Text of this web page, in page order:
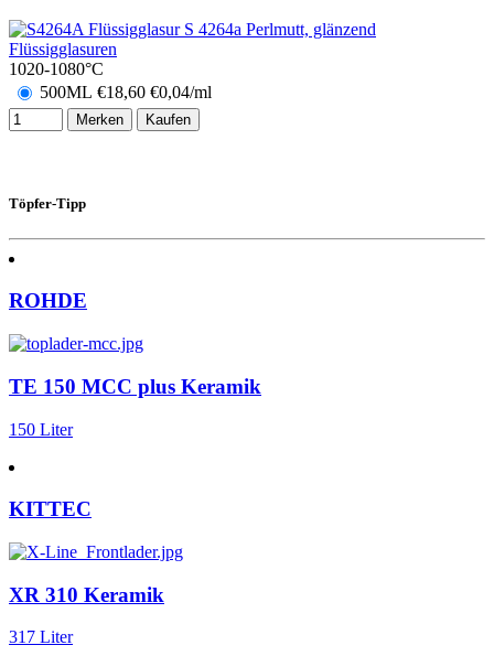
1020-1080°C
500ML €18,60 €0,04/ml
Merken Kaufen
Töpfer-Tipp
ROHDE
TE 150 MCC plus Keramik
150 Liter
KITTEC
XR 310 Keramik
317 Liter